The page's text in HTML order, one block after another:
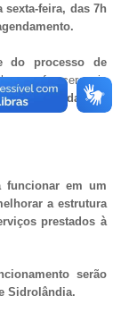
feira, das 7h
do processo de
oferecer mais
dos cidadãos
funcionar em um
a estrutura
prestados à
serão
Sidrolândia.